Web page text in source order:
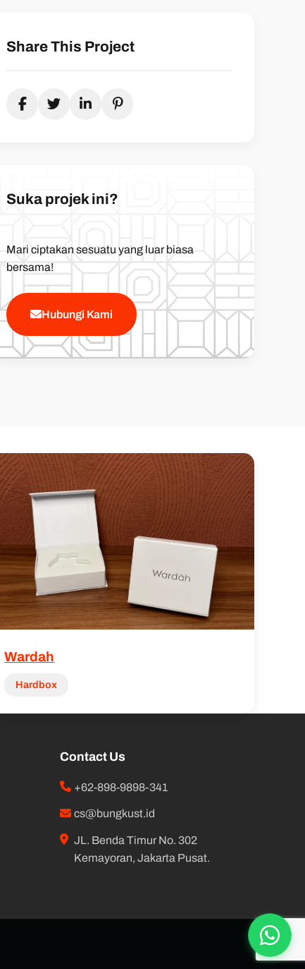
Share This Project
Suka projek ini?
Mari ciptakan sesuatu yang luar biasa
bersama!
Hubungi Kami
Wardah
Hardbox
Contact Us
+62-898-9898-341
cs@bungkust.id
JL. Benda Timur No. 302
Kemayoran, Jakarta Pusat.